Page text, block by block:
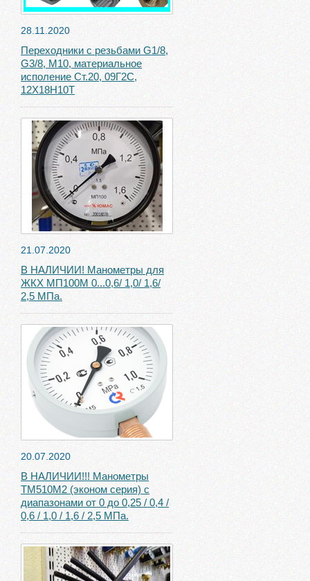
28.11.2020
Переходники с резьбами G1/8,
G3/8, М10, материальное
исполение Ст.20, 09Г2С,
12Х18Н10Т
21.07.2020
В НАЛИЧИИ! Манометры для
ЖКХ МП100М 0...0,6/ 1,0/ 1,6/
2,5 МПа.
20.07.2020
В НАЛИЧИИ!!! Манометры
ТМ510М2 (эконом серия) с
диапазонами от 0 до 0,25 / 0,4 /
0,6 / 1,0 / 1,6 / 2,5 МПа.